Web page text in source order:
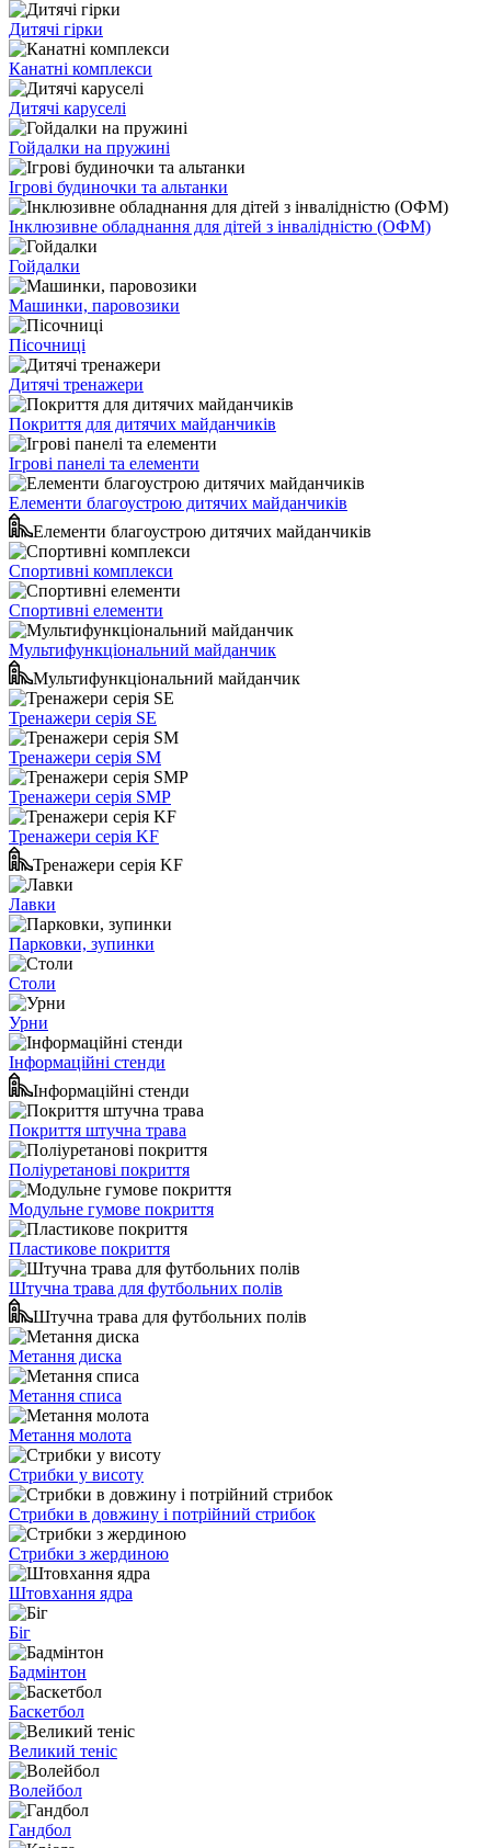
Дитячі гірки
Канатні комплекси
Дитячі каруселі
Гойдалки на пружині
Ігрові будиночки та альтанки
Інклюзивне обладнання для дітей з інвалідністю (ОФМ)
Гойдалки
Машинки, паровозики
Пісочниці
Дитячі тренажери
Покриття для дитячих майданчиків
Ігрові панелі та елементи
Елементи благоустрою дитячих майданчиків
Елементи благоустрою дитячих майданчиків
Спортивні комплекси
Спортивні елементи
Мультифункціональний майданчик
Мультифункціональний майданчик
Тренажери серія SE
Тренажери серія SM
Тренажери серія SMP
Тренажери серія KF
Тренажери серія KF
Лавки
Парковки, зупинки
Столи
Урни
Інформаційні стенди
Інформаційні стенди
Покриття штучна трава
Поліуретанові покриття
Модульне гумове покриття
Пластикове покриття
Штучна трава для футбольних полів
Штучна трава для футбольних полів
Метання диска
Метання списа
Метання молота
Стрибки у висоту
Стрибки в довжину і потрійний стрибок
Стрибки з жердиною
Штовхання ядра
Біг
Бадмінтон
Баскетбол
Великий теніс
Волейбол
Гандбол